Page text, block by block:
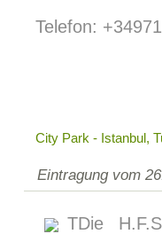
Telefon:
City Park - Istanbul,
Eintragung vom
TDie